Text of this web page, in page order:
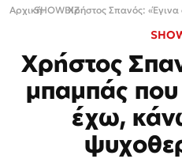
Αρχική›
SHOWBIZ›
Χρήστος
μπαμπάς
έχω,